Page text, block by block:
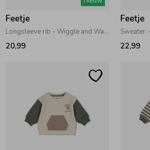
Feetje
Longsleeve rib - Wiggle and Waddle Grijs
20,99
Feetje
22,99